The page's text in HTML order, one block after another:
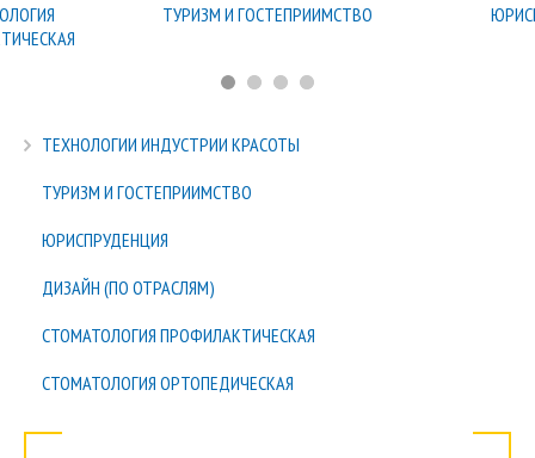
ТУРИЗМ И ГОСТЕПРИИМСТВО
ТЕХНОЛОГИИ ИНДУСТРИИ КРАСОТЫ
ТУРИЗМ И ГОСТЕПРИИМСТВО
ЮРИСПРУДЕНЦИЯ
ДИЗАЙН (ПО ОТРАСЛЯМ)
СТОМАТОЛОГИЯ ПРОФИЛАКТИЧЕСКАЯ
СТОМАТОЛОГИЯ ОРТОПЕДИЧЕСКАЯ